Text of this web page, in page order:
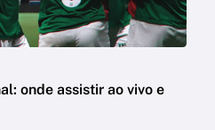
onde assistir ao vivo e